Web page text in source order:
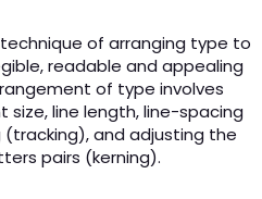
of arranging type to
readable and appealing
of type involves
line length, line-spacing
and adjusting the
pairs (kerning).